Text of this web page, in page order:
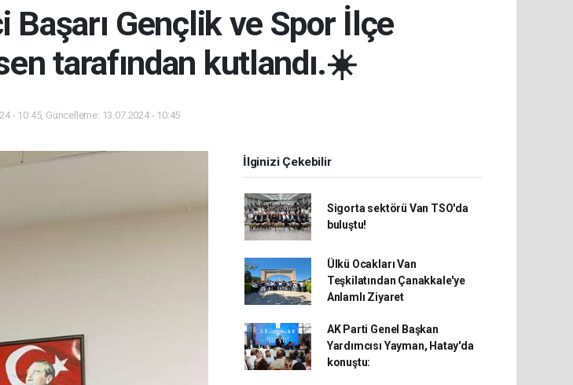
Başarı Gençlik ve Spor İlçe
tarafından kutlandı.☀️
- 10:45, Güncelleme: 13.07.2024 - 10:45
İlginizi Çekebilir
Sigorta sektörü Van TSO'da
buluştu!
Ülkü Ocakları Van
Teşkilatından Çanakkale'ye
Anlamlı Ziyaret
AK Parti Genel Başkan
Yardımcısı Yayman, Hatay'da
konuştu: